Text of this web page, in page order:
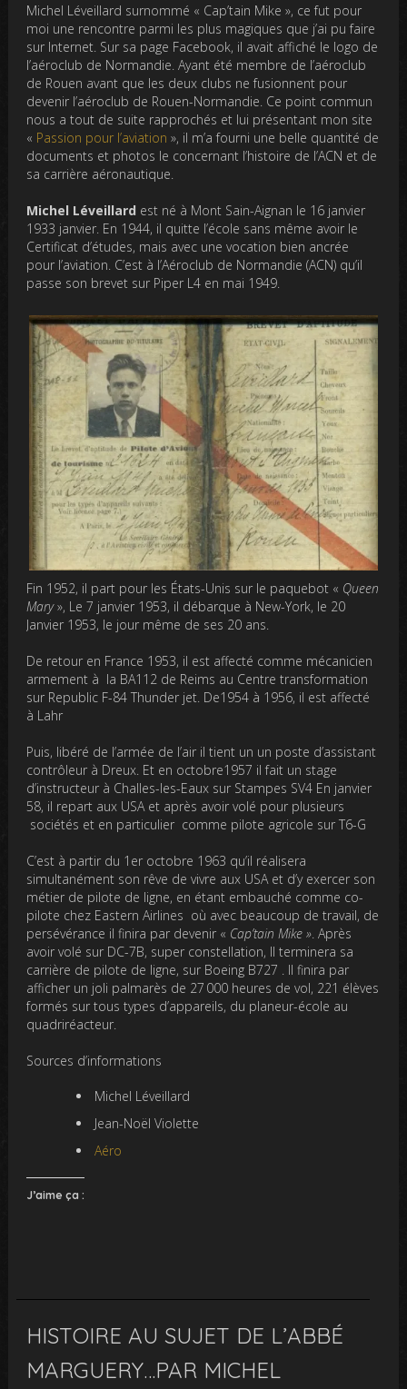
Michel Léveillard surnommé « Cap’tain Mike », ce fut pour
moi une rencontre parmi les plus magiques que j’ai pu faire
sur Internet. Sur sa page Facebook, il avait affiché le logo de
l’aéroclub de Normandie. Ayant été membre de l’aéroclub
de Rouen avant que les deux clubs ne fusionnent pour
devenir l’aéroclub de Rouen-Normandie. Ce point commun
nous a tout de suite rapprochés et lui présentant mon site
« Passion pour l’aviation», il m’a fourni une belle quantité de
documents et photos le concernant l’histoire de l’ACN et de
sa carrière aéronautique.
Michel Léveillard est né à Mont Sain-Aignan le 16 janvier
1933 janvier. En 1944, il quitte l’école sans même avoir le
Certificat d’études, mais avec une vocation bien ancrée
pour l’aviation. C’est à l’Aéroclub de Normandie (ACN) qu’il
passe son brevet sur Piper L4 en mai 1949.
Fin 1952, il part pour les États-Unis sur le paquebot « Queen
Mary», Le 7 janvier 1953, il débarque à New-York, le 20
Janvier 1953, le jour même de ses 20 ans.
De retour en France 1953, il est affecté comme mécanicien
armement à la BA112 de Reims au Centre transformation
sur Republic F-84 Thunder jet. De1954 à 1956, il est affecté
à Lahr
Puis, libéré de l’armée de l’air il tient un un poste d’assistant
contrôleur à Dreux. Et en octobre1957 il fait un stage
d’instructeur à Challes-les-Eaux sur Stampes SV4 En janvier
58, il repart aux USA et après avoir volé pour plusieurs
sociétés et en particulier comme pilote agricole sur T6-G
C’est à partir du 1er octobre 1963 qu’il réalisera
simultanément son rêve de vivre aux USA et d’y exercer son
métier de pilote de ligne, en étant embauché comme co-
pilote chez Eastern Airlines où avec beaucoup de travail, de
persévérance il finira par devenir « Cap’tain Mike ». Après
avoir volé sur DC-7B, super constellation, Il terminera sa
carrière de pilote de ligne, sur Boeing B727 . Il finira par
afficher un joli palmarès de 27 000 heures de vol, 221 élèves
formés sur tous types d’appareils, du planeur-école au
quadriréacteur.
Sources d’informations
Michel Léveillard
Jean-Noël Violette
Aéro
J’aime ça :
HISTOIRE AU SUJET DE L’ABBÉ
MARGUERY…PAR MICHEL